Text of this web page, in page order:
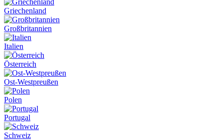
Griechenland
Großbritannien
Italien
Österreich
Ost-Westpreußen
Polen
Portugal
Schweiz